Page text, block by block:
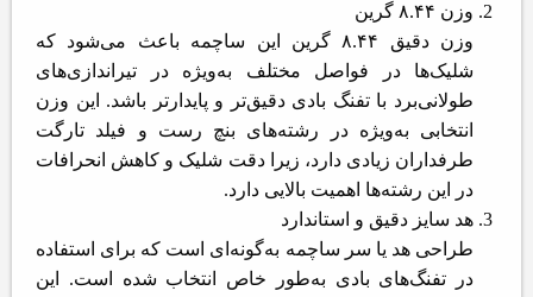
وزن ۸.۴۴ گرین
وزن دقیق ۸.۴۴ گرین این ساچمه باعث می‌شود که
شلیک‌ها در فواصل مختلف به‌ویژه در تیراندازی‌های
طولانی‌برد با تفنگ بادی دقیق‌تر و پایدارتر باشد. این وزن
انتخابی به‌ویژه در رشته‌های بنچ رست و فیلد تارگت
طرفداران زیادی دارد، زیرا دقت شلیک و کاهش انحرافات
در این رشته‌ها اهمیت بالایی دارد.
هد سایز دقیق و استاندارد
طراحی هد یا سر ساچمه به‌گونه‌ای است که برای استفاده
در تفنگ‌های بادی به‌طور خاص انتخاب شده است. این